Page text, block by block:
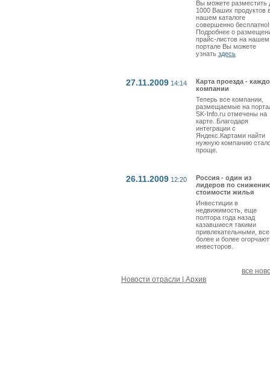
Вы можете разместить
1000 Ваших продуктов
нашем каталоге
совершенно бесплатно!
Подробнее о
прайс-листов на нашем
портале Вы можете
узнатьздесь
27.11.2009 14:14
Карта проезда -
компании
Теперь все компании,
размещаемые на
SK-Info.ru отмечены на
карте. Благодаря
интеграции с
Яндекс.Картами найти
нужную компанию
проще.
26.11.2009 12:20
Россия - один из
лидеров по
стоимости жилья
Инвестиции в
недвижимость, еще
полтора года назад
казавшиеся такими
привлекательными, все
более и более огорчают
инвесторов.
все
Новости отрасли | Архив